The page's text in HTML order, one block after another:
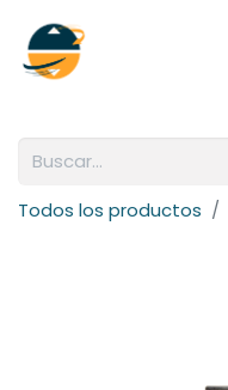
Todos los productos